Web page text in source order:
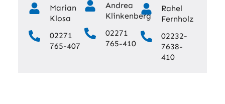
Marian
Klosa
02271
765-407
Andrea
Klinkenberg
02271
765-410
Rahel
Fernholz
02232-
7638-
410